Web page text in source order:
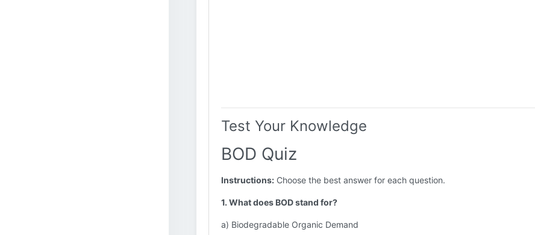
Test Your Knowledge
BOD Quiz
Instructions: Choose the best answer for each question.
1. What does BOD stand for?
a) Biodegradable Organic Demand